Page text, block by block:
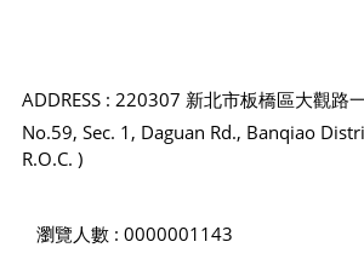
ADDRESS : 220307 新北市板橋區大觀路
No.59, Sec. 1, Daguan Rd., Banqiao
R.O.C. )
瀏覽人數 : 0000001143